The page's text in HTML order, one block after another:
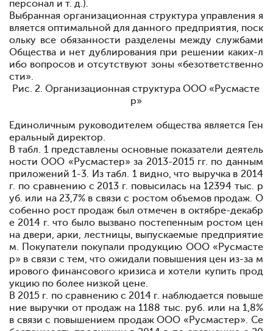
персонал и т. д.).
Выбранная организационная структура управления я
вляется оптимальной для данного предприятия, поск
ольку все обязанности разделены между службами
Общества и нет дублирования при решении каких-л
ибо вопросов и отсутствуют зоны «безответственно
сти».
Рис. 2. Организационная структура ООО «Русмасте
р»
Единоличным руководителем общества является Ген
еральный директор.
В табл. 1 представлены основные показатели деятель
ности ООО «Русмастер» за 2013-2015 гг. по данным
приложений 1-3. Из табл. 1 видно, что выручка в 2014
г. по сравнению с 2013 г. повысилась на 12394 тыс. р
уб. или на 23,7% в связи с ростом объемов продаж. О
собенно рост продаж был отмечен в октябре-декабр
е 2014 г. что было вызвано постепенным ростом цен
на двери, арки, лестницы, выпускаемые предприятие
м. Покупатели покупали продукцию ООО «Русмасте
р» в связи с тем, что ожидали повышения цен из-за м
ирового финансового кризиса и хотели купить прод
укцию по более низкой цене.
В 2015 г. по сравнению с 2014 г. наблюдается повыше
ние выручки от продаж на 1188 тыс. руб. или на 1,8%
в связи с повышением продаж ООО «Русмастер». Се